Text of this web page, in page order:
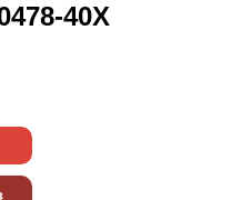
40Х